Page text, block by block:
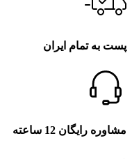
پست به تمام ایران
مشاوره رایگان 12 ساعته